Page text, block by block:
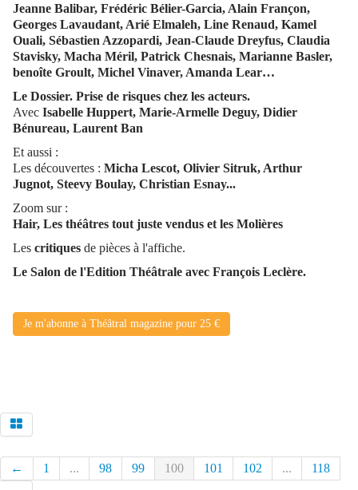
Jeanne Balibar, Frédéric Bélier-Garcia, Alain Françon,
Georges Lavaudant, Arié Elmaleh, Line Renaud, Kamel
Ouali, Sébastien Azzopardi, Jean-Claude Dreyfus, Claudia
Stavisky, Macha Méril, Patrick Chesnais, Marianne Basler,
benoîte Groult, Michel Vinaver, Amanda Lear…
Le Dossier. Prise de risques chez les acteurs.
Avec Isabelle Huppert, Marie-Armelle Deguy, Didier
Bénureau, Laurent Ban
Et aussi :
Les découvertes : Micha Lescot, Olivier Sitruk, Arthur
Jugnot, Steevy Boulay, Christian Esnay...
Zoom sur :
Hair, Les théâtres tout juste vendus et les Molières
Les critiques de pièces à l'affiche.
Le Salon de l'Edition Théâtrale avec François Leclère.
Je m'abonne à Théâtral magazine pour 25 €
← 1 ... 98 99 100 101 102 ...
118